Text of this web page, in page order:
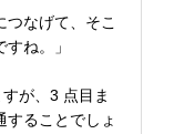
つなげて、そこ
ね。」
が、3 点目ま
することでしょ